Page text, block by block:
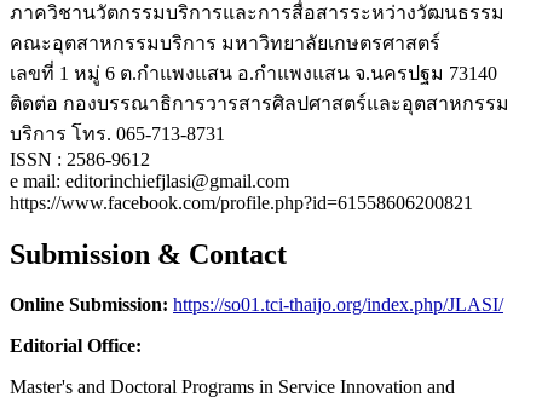
ภาควิชานวัตกรรมบริการและการสื่อสารระหว่างวัฒนธรรม
คณะอุตสาหกรรมบริการ มหาวิทยาลัยเกษตรศาสตร์
เลขที่ 1 หมู่ 6 ต.กำแพงแสน อ.กำแพงแสน จ.นครปฐม 73140
ติดต่อ กองบรรณาธิการวารสารศิลปศาสตร์และอุตสาหกรรม
บริการ โทร. 065-713-8731
ISSN : 2586-9612
e mail: editorinchiefjlasi@gmail.com
https://www.facebook.com/profile.php?id=61558606200821
Submission & Contact
Online Submission: https://so01.tci-thaijo.org/index.php/JLASI/
Editorial Office:
Master's and Doctoral Programs in Service Innovation and